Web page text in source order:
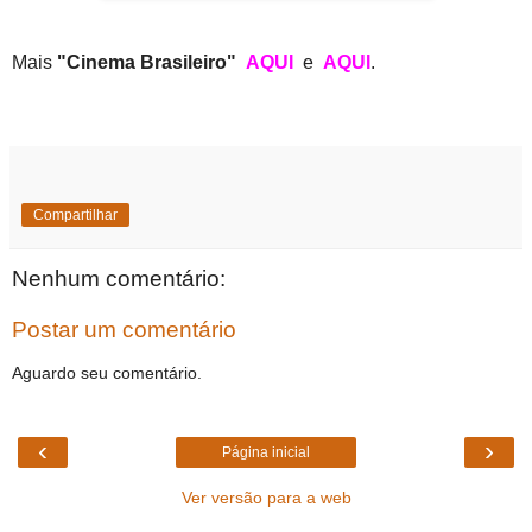
Mais "Cinema Brasileiro" AQUI e AQUI .
Compartilhar
Nenhum comentário:
Postar um comentário
Aguardo seu comentário.
‹ ›
Página inicial
Ver versão para a web